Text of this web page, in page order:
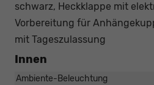
schwarz, Heckklappe mit
Vorbereitung für
mit Tageszulassung
Innen
Ambiente-Beleuchtung